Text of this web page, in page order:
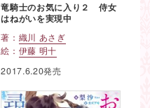
竜騎士のお気に入り２ 侍女
はねがいを実現中
著： 織川 あさぎ
絵： 伊藤 明十
2017.6.20発売